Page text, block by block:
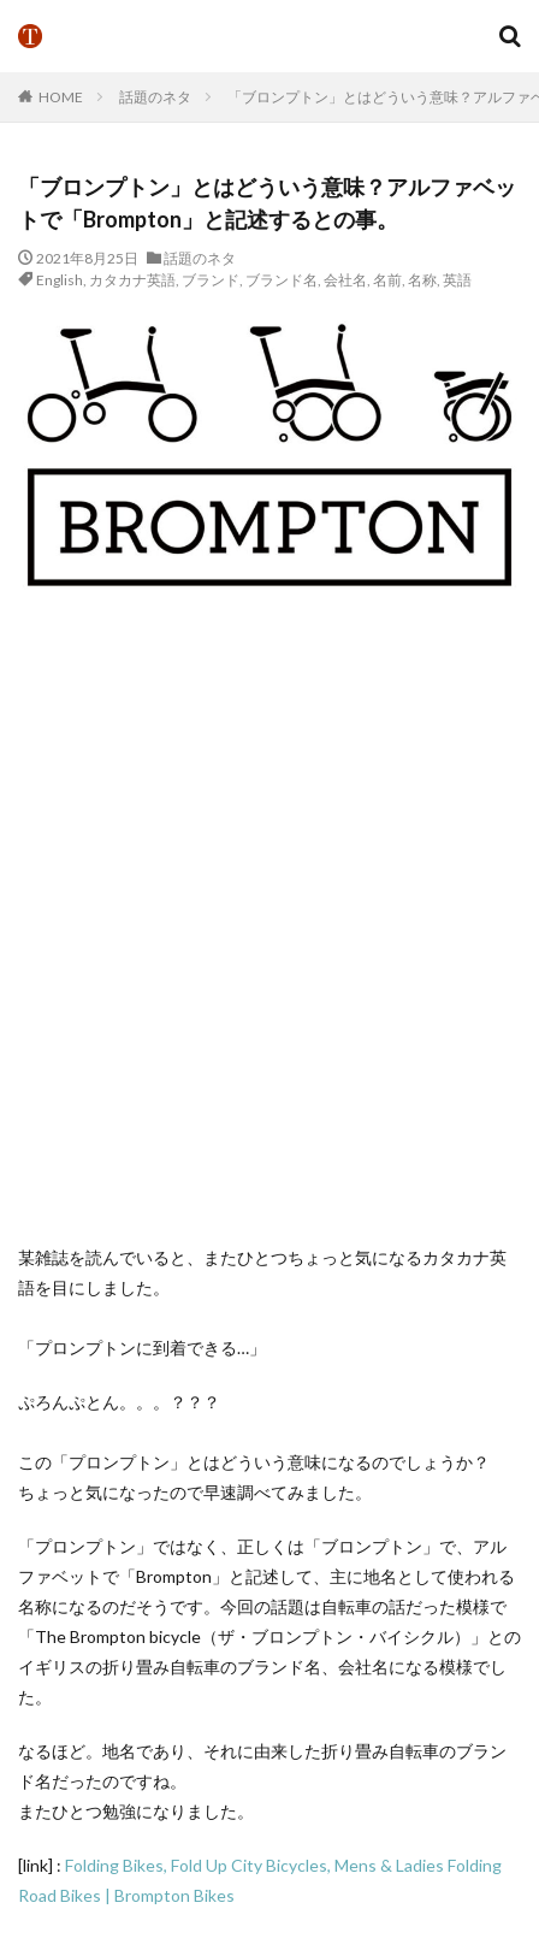
HOME 話題のネタ 「ブロンプトン」とはどういう意味？アルフ
「ブロンプトン」とはどういう意味？アルファベッ
トで「Brompton」と記述するとの事。
2021年8月25日
話題のネタ
English, カタカナ英語, ブランド, ブランド名, 会社名, 名前, 名称, 英語
某雑誌を読んでいると、またひとつちょっと気になるカタカナ英
語を目にしました。
「プロンプトンに到着できる…」
ぷろんぷとん。。。？？？
この「プロンプトン」とはどういう意味になるのでしょうか？
ちょっと気になったので早速調べてみました。
「プロンプトン」ではなく、正しくは「ブロンプトン」で、アル
ファベットで「Brompton」と記述して、主に地名として使われる
名称になるのだそうです。今回の話題は自転車の話だった模様で
「The Brompton bicycle（ザ・ブロンプトン・バイシクル）」との
イギリスの折り畳み自転車のブランド名、会社名になる模様でし
た。
なるほど。地名であり、それに由来した折り畳み自転車のブラン
ド名だったのですね。
またひとつ勉強になりました。
[link] : Folding Bikes, Fold Up City Bicycles, Mens & Ladies Folding
Road Bikes | Brompton Bikes